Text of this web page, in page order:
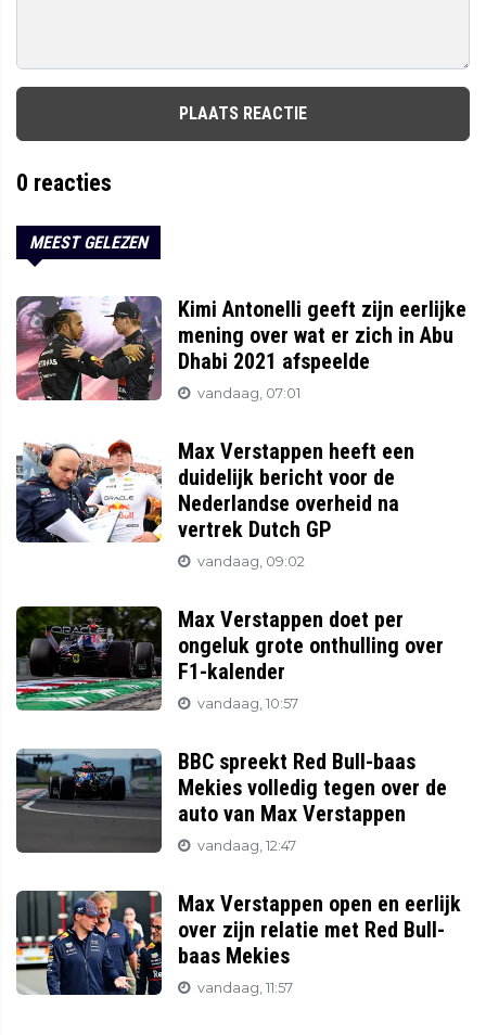
PLAATS REACTIE
0 reacties
MEEST GELEZEN
Kimi Antonelli geeft zijn eerlijke
mening over wat er zich in Abu
Dhabi 2021 afspeelde
vandaag, 07:01
Max Verstappen heeft een
duidelijk bericht voor de
Nederlandse overheid na
vertrek Dutch GP
vandaag, 09:02
Max Verstappen doet per
ongeluk grote onthulling over
F1-kalender
vandaag, 10:57
BBC spreekt Red Bull-baas
Mekies volledig tegen over de
auto van Max Verstappen
vandaag, 12:47
Max Verstappen open en eerlijk
over zijn relatie met Red Bull-
baas Mekies
vandaag, 11:57